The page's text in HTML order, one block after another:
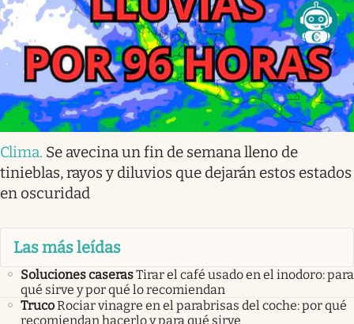
Clima. Se avecina un fin de semana lleno de
tinieblas, rayos y diluvios que dejarán estos estados
en oscuridad
Las más leídas
Soluciones caserasTirar el café usado en el inodoro: para
qué sirve y por qué lo recomiendan
TrucoRociar vinagre en el parabrisas del coche: por qué
recomiendan hacerlo y para qué sirve